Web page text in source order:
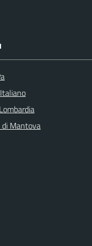
di Mantova